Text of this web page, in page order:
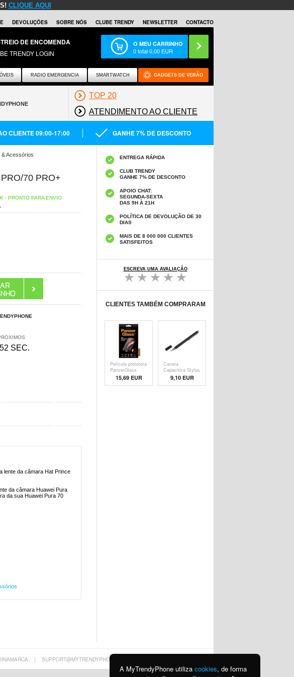
CLIQUE AQUI
DEVOLUÇÕES SOBRE NÓS CLUBE TRENDY NEWSLETTER CONTACTO
DE ENCOMENDA
TRENDY LOGIN
O MEU CARRINHO
0total0,00 EUR
RADIO EMERGENCIA SMARTWATCH GADGETS DE VERÃO
TOP 20
ATENDIMENTO AO CLIENTE
CLIENTE 09:00-17:00 GANHE 7% DE DESCONTO
Acessórios
70 PRO+
- PRONTO PARA ENVIO
SEC.
lente da câmara Hat Prince
da câmara Huawei Pura
da sua Huawei Pura 70
ENTREGA RÁPIDA
CLUB TRENDY
GANHE 7% DE DESCONTO
APOIO CHAT:
SEGUNDA-SEXTA
DAS 9H À 21H
POLÍTICA DE DEVOLUÇÃO DE 30
DIAS
MAIS DE 8 000 000 CLIENTES
SATISFEITOS
ESCREVA UMA AVALIAÇÃO
CLIENTES TAMBÉM COMPRARAM
Película protetora
PanzerGlass
15,69 EUR
Caneta
Capacitiva Stylus
- Pre9,10 EUR
| SUPPORT@MYTRENDYPHONE.PT
A MyTrendyPhone utiliza cookies, de forma